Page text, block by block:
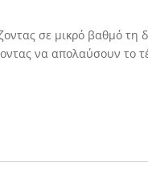
σε μικρό βαθμό τη
να απολαύσουν το